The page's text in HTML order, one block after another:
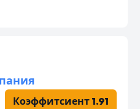
Коэффитсиент 1.91